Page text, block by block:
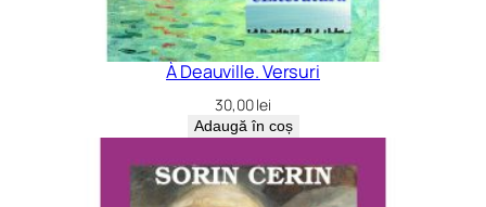
À Deauville. Versuri
30,00lei
Adaugă în coș